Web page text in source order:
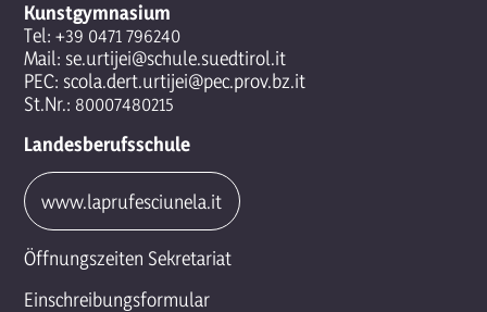
Kunstgymnasium
Tel: +39 0471 796240
Mail: se.urtijei@schule.suedtirol.it
PEC: scola.dert.urtijei@pec.prov.bz.it
St.Nr.: 80007480215
Landesberufsschule
www.laprufesciunela.it
Öffnungszeiten Sekretariat
Einschreibungsformular